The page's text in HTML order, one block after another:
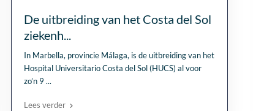
De uitbreiding van het Costa del Sol
ziekenh...
In Marbella, provincie Málaga, is de uitbreiding van het
Hospital Universitario Costa del Sol (HUCS) al voor
zo’n 9 ...
Lees verder
Zeer goede service en
uitstekende